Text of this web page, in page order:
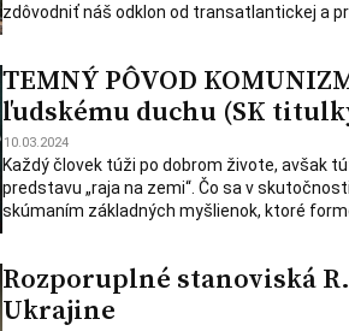
zdôvodniť náš odklon od transatlantickej a
TEMNÝ PÔVOD
ľudskému duchu (SK
10.03.2024
Každý človek túži po dobrom živote, avšak
predstavu „raja na zemi“. Čo sa v
skúmaním základných myšlienok, ktoré
Rozporuplné stanoviská
Ukrajine